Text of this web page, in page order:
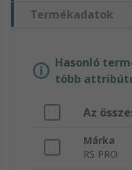
Termékadatok
Hasonló
több
Az
Márka
RS PRO